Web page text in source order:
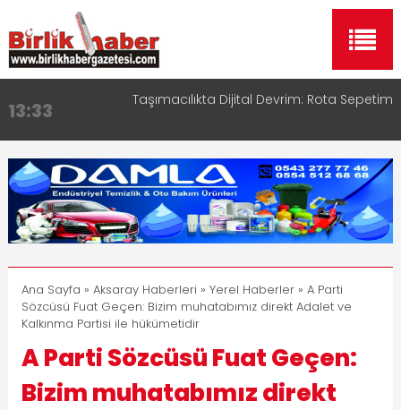
17:15
Aksaray OSB Bölge Müdürü Makam Koltuğunu
16:00
Aksaray Esnaf Rehberi ile Google ve Yapay Zeka
Aramalarında Öne Çıkın
8:23 Aksaray Esnaf Rehberi Hizmete Girdi
11:30
Birlikhaber.com Yayın Hayatına Başladı | Hızlı ve
Akıllı Haber Platformu
13:33 Taşımacılıkta Dijital Devrim: Rota Sepetim
Ana Sayfa » Aksaray Haberleri » Yerel Haberler» A Parti
Sözcüsü Fuat Geçen: Bizim muhatabımız direkt Adalet ve
Kalkınma Partisi ile hükümetidir
A Parti Sözcüsü Fuat Geçen:
Bizim muhatabımız direkt